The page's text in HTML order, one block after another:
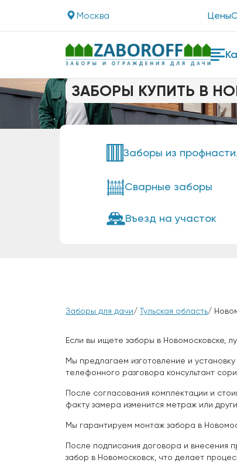
Москва Цены
ЗАБОРЫ КУПИТЬ В
Заборы из
Сварные заборы
Въезд на участок
Заборы для дачи/ Тульская область/
Если вы ищете заборы в Новомосковске,
Мы предлагаем изготовление и
телефонного разговора консультант
После согласования комплектации и
факту замера изменится метраж или
Мы гарантируем монтаж забора в
После подписания договора и внесения
забор в Новомосковск, что делает